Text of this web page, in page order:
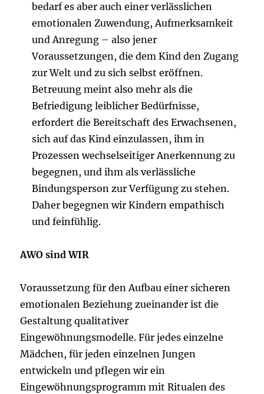
bedarf es aber auch einer verlässlichen
emotionalen Zuwendung, Aufmerksamkeit
und Anregung – also jener
Voraussetzungen, die dem Kind den Zugang
zur Welt und zu sich selbst eröffnen.
Betreuung meint also mehr als die
Befriedigung leiblicher Bedürfnisse,
erfordert die Bereitschaft des Erwachsenen,
sich auf das Kind einzulassen, ihm in
Prozessen wechselseitiger Anerkennung zu
begegnen, und ihm als verlässliche
Bindungsperson zur Verfügung zu stehen.
Daher begegnen wir Kindern empathisch
und feinfühlig.
AWO sind WIR
Voraussetzung für den Aufbau einer sicheren
emotionalen Beziehung zueinander ist die
Gestaltung qualitativer
Eingewöhnungsmodelle. Für jedes einzelne
Mädchen, für jeden einzelnen Jungen
entwickeln und pflegen wir ein
Eingewöhnungsprogramm mit Ritualen des